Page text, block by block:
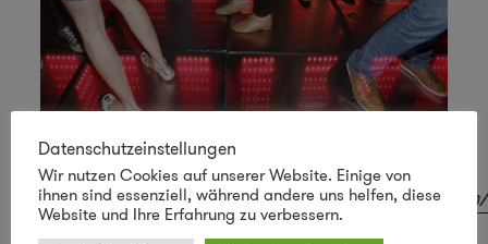
(Quelle:http://www.sustainabledanceclub.com/
Datenschutzeinstellungen
Wir nutzen Cookies auf unserer Website. Einige von
ihnen sind essenziell, während andere uns helfen, diese
Website und Ihre Erfahrung zu verbessern.